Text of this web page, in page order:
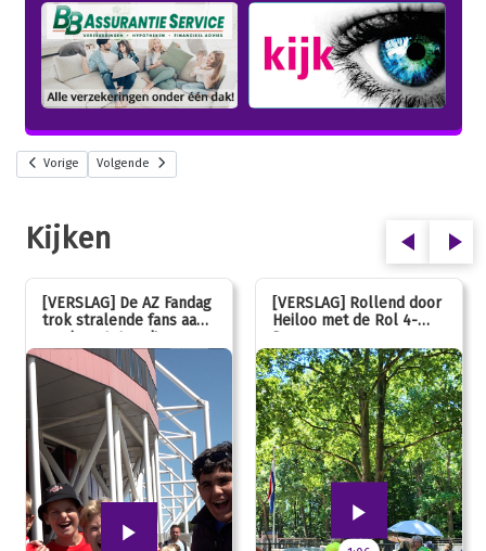
Vorige Volgende
Kijken
[VERSLAG] De AZ Fandag
trok stralende fans aan,
van jong tot oud!
[VERSLAG] Rollend door
Heiloo met de Rol 4-
Daagse